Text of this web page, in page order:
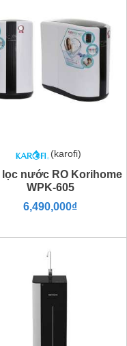
(karofi)
lọc nước RO Korihome
WPK-605
6,490,000₫